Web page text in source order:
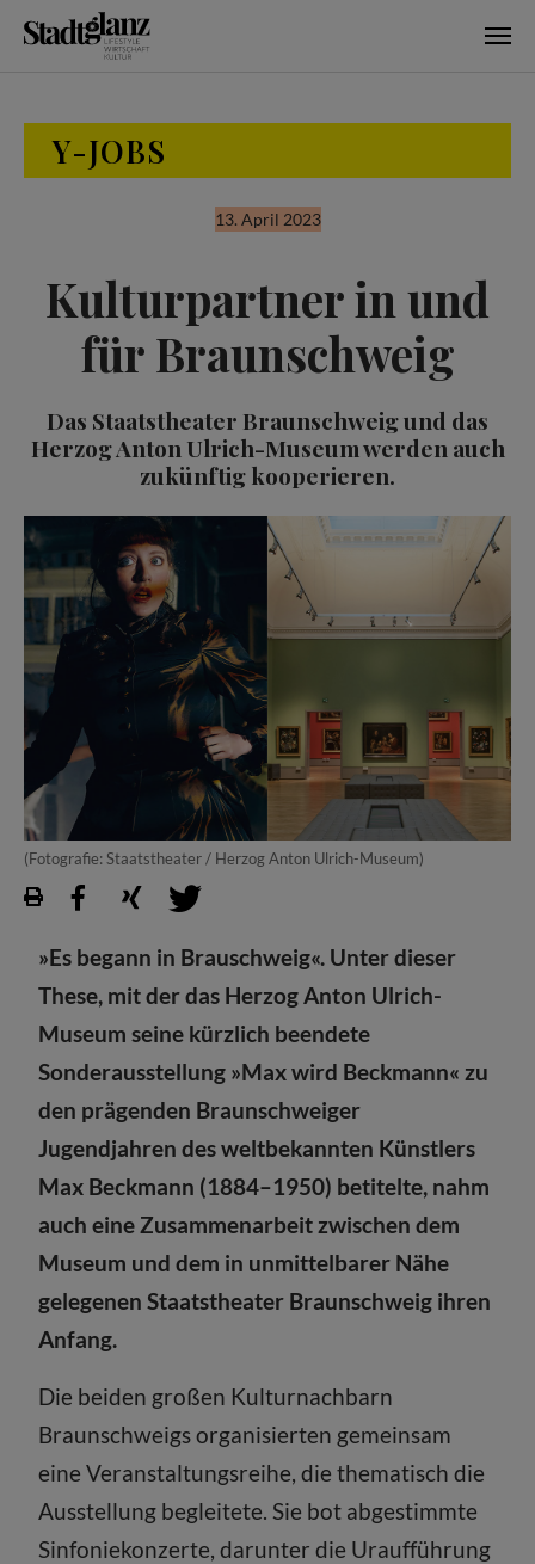
Y-JOBS
13. April 2023
Kulturpartner in und
für Braunschweig
Das Staatstheater Braunschweig und das
Herzog Anton Ulrich-Museum werden auch
zukünftig kooperieren.
(Fotografie: Staatstheater / Herzog Anton Ulrich-Museum)
»Es begann in Brauschweig«. Unter dieser
These, mit der das Herzog Anton Ulrich-
Museum seine kürzlich beendete
Sonderausstellung »Max wird Beckmann« zu
den prägenden Braunschweiger
Jugendjahren des weltbekannten Künstlers
Max Beckmann (1884–1950) betitelte, nahm
auch eine Zusammenarbeit zwischen dem
Museum und dem in unmittelbarer Nähe
gelegenen Staatstheater Braunschweig ihren
Anfang.
Die beiden großen Kulturnachbarn
Braunschweigs organisierten gemeinsam
eine Veranstaltungsreihe, die thematisch die
Ausstellung begleitete. Sie bot abgestimmte
Sinfoniekonzerte, darunter die Uraufführung